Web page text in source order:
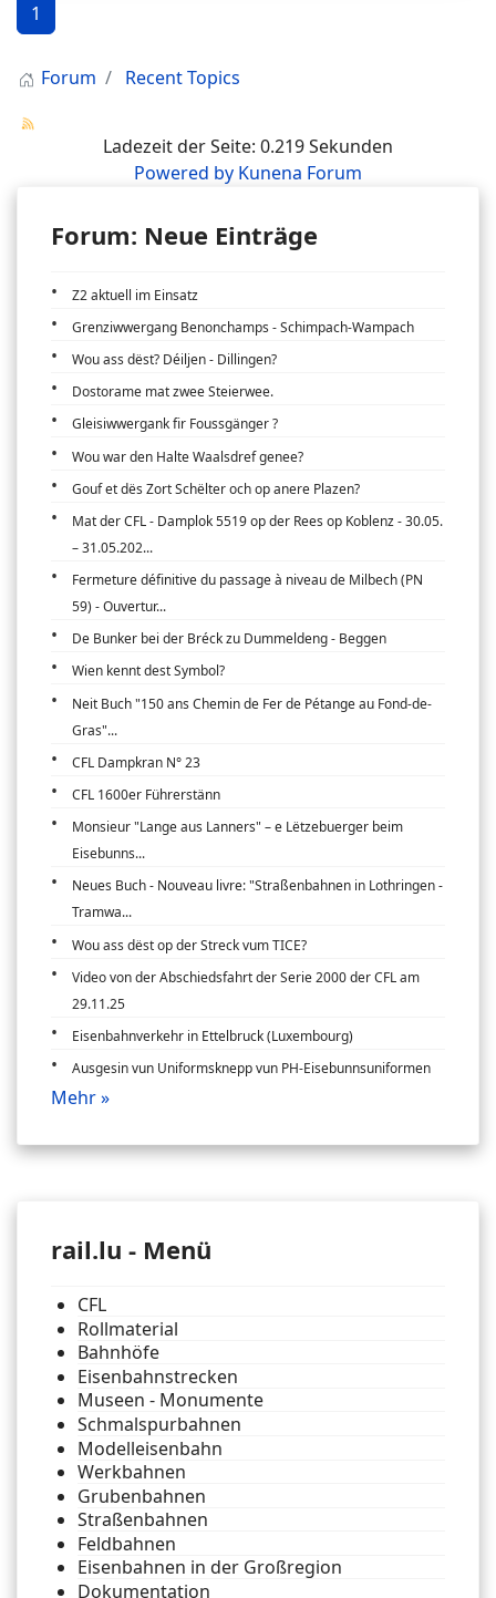
1
Forum Recent Topics
Ladezeit der Seite: 0.219 Sekunden
Powered by Kunena Forum
Forum: Neue Einträge
Z2 aktuell im Einsatz
Grenziwwergang Benonchamps - Schimpach-Wampach
Wou ass dëst? Déiljen - Dillingen?
Dostorame mat zwee Steierwee.
Gleisiwwergank fir Foussgänger ?
Wou war den Halte Waalsdref genee?
Gouf et dës Zort Schëlter och op anere Plazen?
Mat der CFL - Damplok 5519 op der Rees op Koblenz - 30.05.
– 31.05.202...
Fermeture définitive du passage à niveau de Milbech (PN
59) - Ouvertur...
De Bunker bei der Bréck zu Dummeldeng - Beggen
Wien kennt dest Symbol?
Neit Buch "150 ans Chemin de Fer de Pétange au Fond-de-
Gras"...
CFL Dampkran N° 23
CFL 1600er Führerstänn
Monsieur "Lange aus Lanners" – e Lëtzebuerger beim
Eisebunns...
Neues Buch - Nouveau livre: "Straßenbahnen in Lothringen -
Tramwa...
Wou ass dëst op der Streck vum TICE?
Video von der Abschiedsfahrt der Serie 2000 der CFL am
29.11.25
Eisenbahnverkehr in Ettelbruck (Luxembourg)
Ausgesin vun Uniformsknepp vun PH-Eisebunnsuniformen
Mehr »
rail.lu - Menü
CFL
Rollmaterial
Bahnhöfe
Eisenbahnstrecken
Museen - Monumente
Schmalspurbahnen
Modelleisenbahn
Werkbahnen
Grubenbahnen
Straßenbahnen
Feldbahnen
Eisenbahnen in der Großregion
Dokumentation